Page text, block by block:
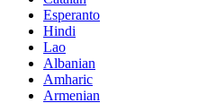
Esperanto
Hindi
Lao
Albanian
Amharic
Armenian